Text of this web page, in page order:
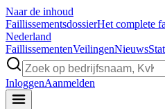
Naar de inhoud
FaillissementsdossierHet complete
Nederland
FaillissementenVeilingenNieuws
InloggenAanmelden